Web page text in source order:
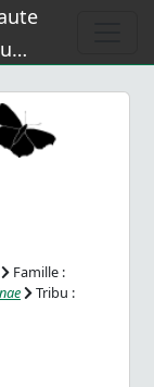
Famille :
Tribu :